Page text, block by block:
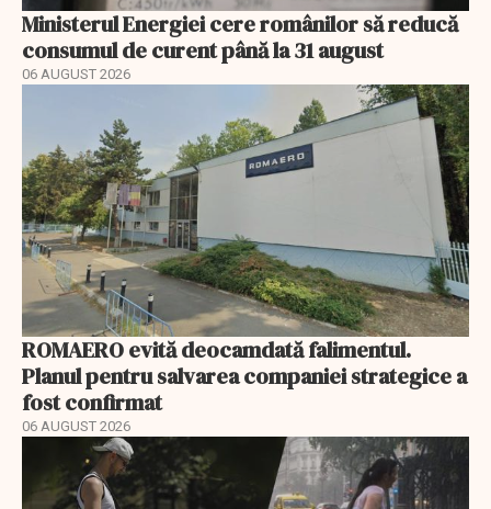
Ministerul Energiei cere românilor să reducă
consumul de curent până la 31 august
06 AUGUST 2026
ROMAERO evită deocamdată falimentul.
Planul pentru salvarea companiei strategice a
fost confirmat
06 AUGUST 2026